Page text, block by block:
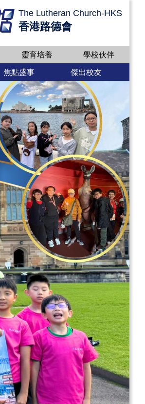
The Lutheran Church-HKS
香港路德會
靈育培養 學校伙伴
焦點盛事 傑出校友